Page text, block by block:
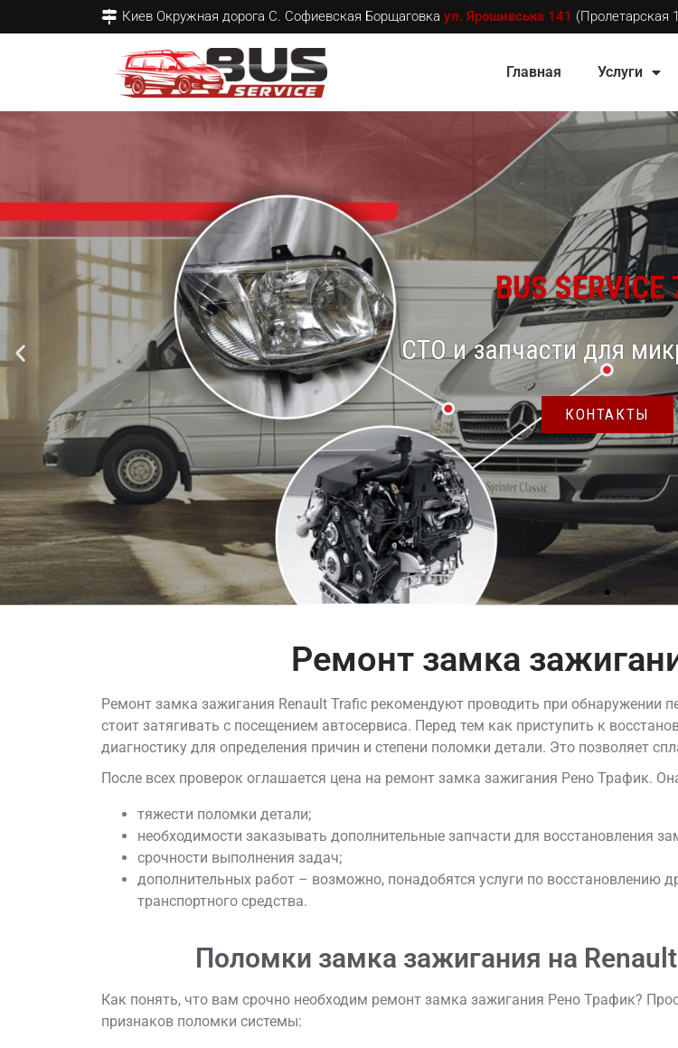
Киев Окружная дорога С. Софиевская Борщаговка ул. Ярошивська 141 (Пролетарская
Главная Услуги
BUS SERVICE
СТО и запчасти для
КОНТАКТЫ
Ремонт замка
Ремонт замка зажигания Renault Trafic рекомендуют проводить при обнаружении
стоит затягивать с посещением автосервиса. Перед тем как приступить к
диагностику для определения причин и степени поломки детали. Это позволяет
После всех проверок оглашается цена на ремонт замка зажигания Рено Трафик.
тяжести поломки детали;
необходимости заказывать дополнительные запчасти для восстановления
срочности выполнения задач;
дополнительных работ – возможно, понадобятся услуги по восстановлению
транспортного средства.
Поломки замка зажигания на
Как понять, что вам срочно необходим ремонт замка зажигания Рено Трафик?
признаков поломки системы: